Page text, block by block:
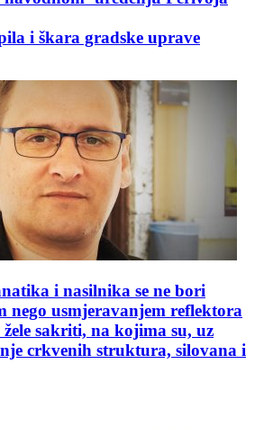
i škara gradske uprave
i nasilnika se ne bori
nego usmjeravanjem reflektora
sakriti, na kojima su, uz
crkvenih struktura, silovana i